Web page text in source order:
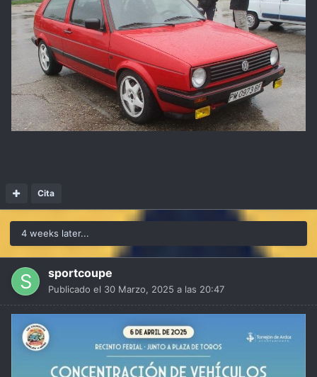
Cita
4 weeks later...
sportcoupe
Publicado el 30 Marzo, 2025 a las 20:47